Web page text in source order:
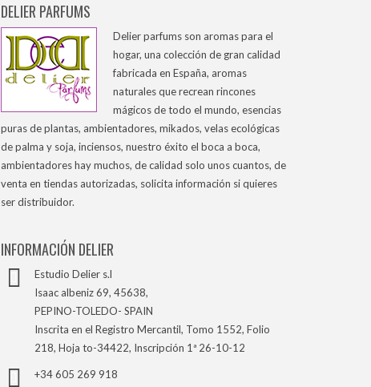
DELIER PARFUMS
Delier parfums son aromas para el
hogar, una colección de gran calidad
fabricada en España, aromas
naturales que recrean rincones
mágicos de todo el mundo, esencias
puras de plantas, ambientadores, mikados, velas ecológicas
de palma y soja, inciensos, nuestro éxito el boca a boca,
ambientadores hay muchos, de calidad solo unos cuantos, de
venta en tiendas autorizadas, solicita información si quieres
ser distribuidor.
INFORMACIÓN DELIER
Estudio Delier s.l
Isaac albeniz 69, 45638,
PEPINO-TOLEDO- SPAIN
Inscrita en el Registro Mercantil, Tomo 1552, Folio
218, Hoja to-34422, Inscripción 1ª 26-10-12
+34 605 269 918